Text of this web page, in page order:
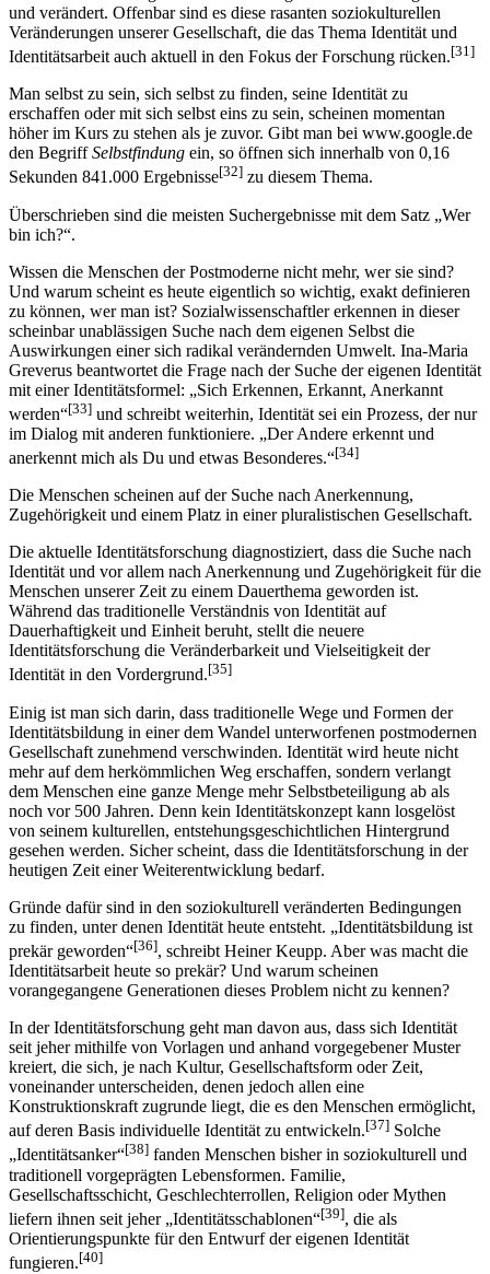
und verändert. Offenbar sind es diese rasanten soziokulturellen
Veränderungen unserer Gesellschaft, die das Thema Identität und
Identitätsarbeit auch aktuell in den Fokus der Forschung rücken.[31]
Man selbst zu sein, sich selbst zu finden, seine Identität zu
erschaffen oder mit sich selbst eins zu sein, scheinen momentan
höher im Kurs zu stehen als je zuvor. Gibt man bei www.google.de
den BegriffSelbstfindung ein, so öffnen sich innerhalb von 0,16
Sekunden 841.000 Ergebnisse[32] zu diesem Thema.
Überschrieben sind die meisten Suchergebnisse mit dem Satz „Wer
bin ich?“.
Wissen die Menschen der Postmoderne nicht mehr, wer sie sind?
Und warum scheint es heute eigentlich so wichtig, exakt definieren
zu können, wer man ist? Sozial­wissenschaftler erkennen in dieser
scheinbar unab­läs­si­gen Suche nach dem eigenen Selbst die
Auswirkungen einer sich radikal verändernden Umwelt. Ina-Maria
Greverus beantwortet die Frage nach der Suche der eigenen Identität
mit einer Identitätsformel: „Sich Erkennen, Erkannt, Anerkannt
werden“[33] und schreibt weiterhin, Identität sei ein Prozess, der nur
im Dialog mit anderen funktioniere. „Der Andere erkennt und
anerkennt mich als Du und etwas Besonderes.“[34]
Die Menschen scheinen auf der Suche nach Anerkennung,
Zugehörigkeit und einem Platz in einer pluralistischen Gesellschaft.
Die aktuelle Identitätsforschung diagnostiziert, dass die Suche nach
Identität und vor allem nach Anerkennung und Zugehörigkeit für die
Menschen unserer Zeit zu einem Dauerthema geworden ist.
Während das traditionelle Verständnis von Identität auf
Dauerhaftigkeit und Einheit beruht, stellt die neuere
Identitätsforschung die Veränderbarkeit und Vielseitigkeit der
Identität in den Vordergrund.[35]
Einig ist man sich darin, dass traditionelle Wege und Formen der
Identitätsbildung in einer dem Wandel unterworfenen postmodernen
Gesellschaft zunehmend verschwin­den. Identität wird heute nicht
mehr auf dem herkömmlichen Weg erschaffen, sondern verlangt
dem Menschen eine ganze Menge mehr Selbstbeteiligung ab als
noch vor 500 Jahren. Denn kein Identitätskonzept kann losgelöst
von seinem kul­turellen, entstehungsgeschichtlichen Hintergrund
gesehen werden. Sicher scheint, dass die Identitätsforschung in der
heutigen Zeit einer Weiter­entwicklung bedarf.
Gründe dafür sind in den soziokulturell veränderten Bedingungen
zu finden, unter denen Identität heute entsteht. „Identitätsbildung ist
prekär geworden“[36], schreibt Heiner Keupp. Aber was macht die
Identitätsarbeit heute so prekär? Und warum scheinen
vorangegangene Generationen dieses Problem nicht zu kennen?
In der Identitätsforschung geht man davon aus, dass sich Identität
seit jeher mithilfe von Vorlagen und anhand vorgegebener Muster
kreiert, die sich, je nach Kultur, Gesellschaftsform oder Zeit,
voneinander unterscheiden, denen jedoch allen eine
Konstruktionskraft zugrunde liegt, die es den Menschen ermöglicht,
auf deren Basis individuelle Identität zu entwickeln.[37] Solche
„Identitätsanker“[38] fanden Menschen bisher in soziokulturell und
traditionell vorgeprägten Lebensformen. Familie,
Gesellschaftsschicht, Geschlechterrollen, Religion oder Mythen
liefern ihnen seit jeher „Identitätsschablonen“[39], die als
Orientierungspunkte für den Entwurf der eigenen Identität
fungieren.[40]